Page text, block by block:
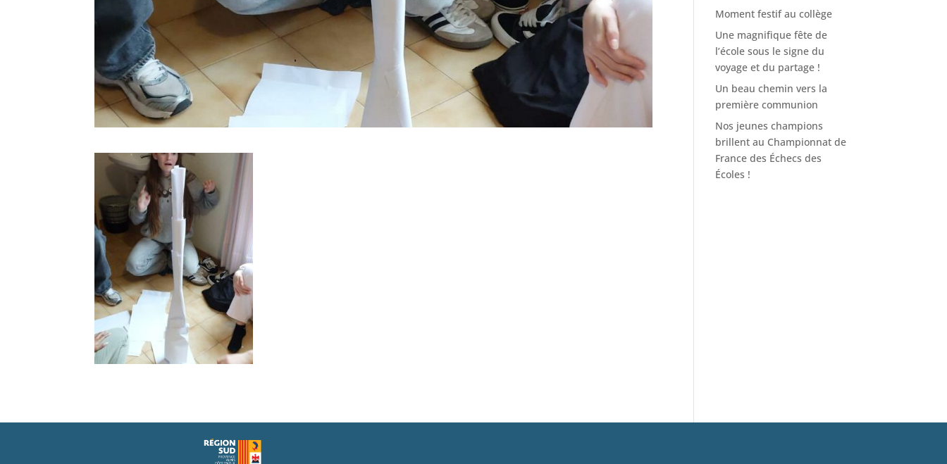
Moment festif au collège
Une magnifique fête de
l’école sous le signe du
voyage et du partage !
Un beau chemin vers la
première communion
Nos jeunes champions
brillent au Championnat de
France des Échecs des
Écoles !